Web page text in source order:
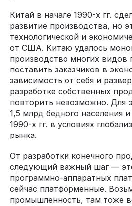
Китай в начале 1990-х гг.
развитие производства, но
технологической и
от США. Китаю удалось
производство многих видов
поставить заказчиков в
зависимость от себя и
разработке собственных
повторить невозможно. Для
1,5 млрд бедного населения и
1990-х гг. в условиях
рынка.
От разработки конечного
следующий важный шаг —
программно-аппаратных
сейчас платформенные.
промышленность, там тоже